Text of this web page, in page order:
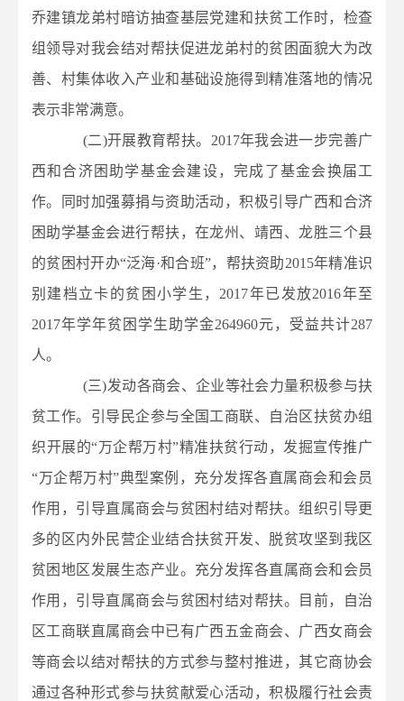
乔建镇龙弟村暗访抽查基层党建和扶贫工作时，检查
组领导对我会结对帮扶促进龙弟村的贫困面貌大为改
善、村集体收入产业和基础设施得到精准落地的情况
表示非常满意。
(二)开展教育帮扶。2017年我会进一步完善广
西和合济困助学基金会建设，完成了基金会换届工
作。同时加强募捐与资助活动，积极引导广西和合济
困助学基金会进行帮扶，在龙州、靖西、龙胜三个县
的贫困村开办“泛海·和合班”，帮扶资助2015年精准识
别建档立卡的贫困小学生，2017年已发放2016年至
2017年学年贫困学生助学金264960元，受益共计287
人。
(三)发动各商会、企业等社会力量积极参与扶
贫工作。引导民企参与全国工商联、自治区扶贫办组
织开展的“万企帮万村”精准扶贫行动，发掘宣传推广
“万企帮万村”典型案例，充分发挥各直属商会和会员
作用，引导直属商会与贫困村结对帮扶。组织引导更
多的区内外民营企业结合扶贫开发、脱贫攻坚到我区
贫困地区发展生态产业。充分发挥各直属商会和会员
作用，引导直属商会与贫困村结对帮扶。目前，自治
区工商联直属商会中已有广西五金商会、广西女商会
等商会以结对帮扶的方式参与整村推进，其它商协会
通过各种形式参与扶贫献爱心活动，积极履行社会责